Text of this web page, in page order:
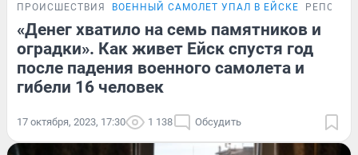
ПРОИСШЕСТВИЯ ВОЕННЫЙ САМОЛЕТ УПАЛ В ЕЙСКЕ
«Денег хватило на семь памятников и
оградки». Как живет Ейск спустя год
после падения военного самолета и
гибели 16 человек
17 октября, 2023, 17:30 1 138 Обсудить